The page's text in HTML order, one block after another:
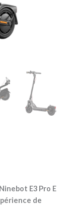
E3 Pro E
de